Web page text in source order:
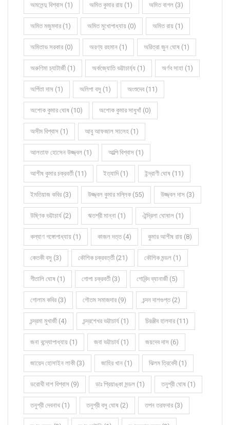
অমলেন্দু বিশ্বাস (1) অমিত কুমার রায় (1) অমিত বাগল (3)
অমিত মজুমদার (1) অমিত মুখোপাধ্যায় (0) অমিত রায় (1)
অমিতাভ সরকার (0) অরণ্য রহমান (1) অরিত্রা জুন ঘোষ (1)
অরুণিমা চ্যাটার্জী (1) অর্কজ্যোতি ভট্টাচার্য্য (1) অর্ণব সাহা (1)
অর্পিতা দাস (1) অলিপা বসু (1) অংশুদেব (11)
অশোক কুমার ঘোষ (10) অশোক কুমার সাধুখাঁ (0)
অসীম বিশ্বাস (1) আবু আফজাল সালেহ (1)
আলতাফ হোসেন উজ্জ্বল (1) আল্পি বিশ্বাস (1)
আশীষ কুমার চক্রবর্তী (11) ইত্যাদি (1) ইন্দ্রাণী ঘোষ (11)
ইমতিয়াজ কবির (3) উজ্জ্বল কুমার মল্লিক (55) উজ্জ্বল দাস (3)
উষ্ণিক ভট্টাচার্য (2) ঋতশ্রী মান্না (1) ঐন্দ্রিলা ঘোষাল (1)
কল্যাণ গঙ্গোপাধ্যায় (1) কাজল দত্ত (4) কুমার আশীষ রায় (8)
কেতকী বসু (3) কৌশিক চক্রবর্ত্তী (21) কৌশিক মন্ডল (1)
গীতালি ঘোষ (1) গোপা চক্রবর্তী (3) গোবিন্দ ব্যানার্জী (5)
গোলাম কবির (3) গৌতম সমাজদার (9) চন্দন দাশগুপ্ত (2)
চন্দ্রমা মুখার্জী (4) চন্দ্রশেখর ভট্টাচার্য (1) চিরঞ্জীব হালদার (11)
জনা বন্দ্যোপাধ্যায় (1) জবা ভট্টাচার্য (1) জয়দেব দাস (6)
জায়েদ হোসাইন লাকী (3) জাহির খান (1) ঝিলম ত্রিবেদী (1)
ডরোথী দাশ বিশ্বাস (9) ডাঃ প্রিয়াঙ্কা মন্ডল (1) তনুশ্রী ঘোষ (1)
তনুশ্রী দেবনাথ (1) তনুশ্রী বসু ঘোষ (2) তপন তরফদার (3)